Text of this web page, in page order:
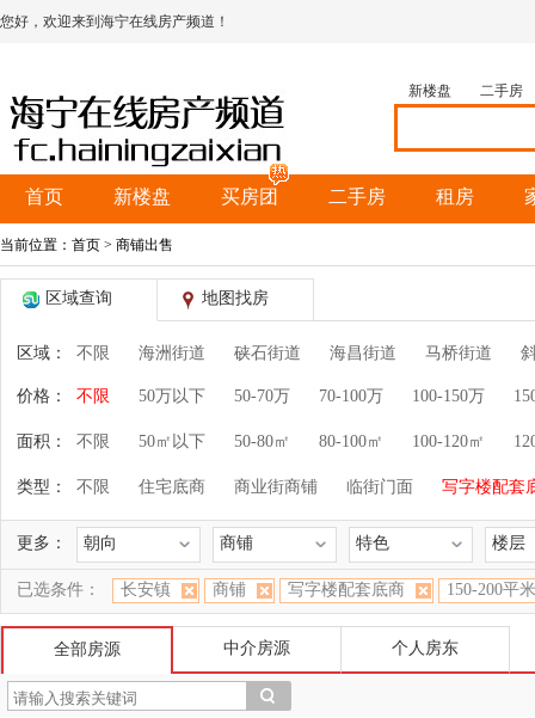
您好，欢迎来到海宁在线房产频道！
新楼盘 二手房
首页 新楼盘 买房团 二手房 租房
当前位置： 首页 > 商铺出售
区域查询 地图找房
区域： 不限 海洲街道 硖石街道 海昌街道 马桥街道
价格： 不限 50万以下 50-70万 70-100万 100-150万
面积： 不限 50㎡以下 50-80㎡ 80-100㎡ 100-120㎡
类型： 不限 住宅底商 商业街商铺 临街门面 写字楼配套
更多： 朝向 商铺 特色 楼层
已选条件： 长安镇 商铺 写字楼配套底商 150-200平米
全部房源 中介房源 个人房东